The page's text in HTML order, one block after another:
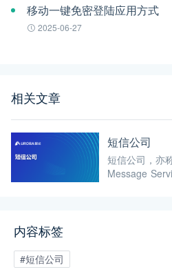
移动一键免密登陆应用方式
2025-06-27
相关文章
短信公司
短信公司，亦
Message
内容标签
#短信公司